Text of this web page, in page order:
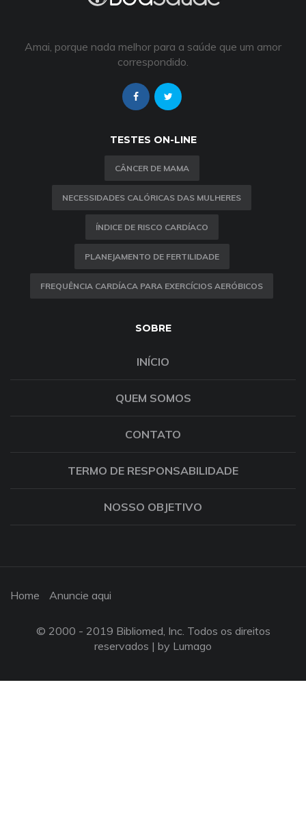
Amai, porque nada melhor para a saúde que um amor
correspondido.
TESTES ON-LINE
CÂNCER DE MAMA
NECESSIDADES CALÓRICAS DAS MULHERES
ÍNDICE DE RISCO CARDÍACO
PLANEJAMENTO DE FERTILIDADE
FREQUÊNCIA CARDÍACA PARA EXERCÍCIOS AERÓBICOS
SOBRE
INÍCIO
QUEM SOMOS
CONTATO
TERMO DE RESPONSABILIDADE
NOSSO OBJETIVO
Home Anuncie aqui
© 2000 - 2019 Bibliomed, Inc. Todos os direitos
reservados | by Lumago